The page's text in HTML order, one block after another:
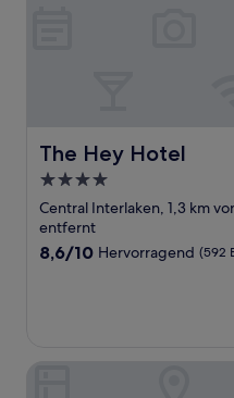
The Hey Hotel
The Hey Hotel
4.0-
Sterne-
Unterkunft
Central Interlaken, 1,3 km
entfernt
8.6
8,6/10 Hervorragend (592